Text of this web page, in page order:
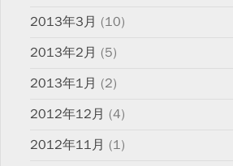
2013年3月 (10)
2013年2月 (5)
2013年1月 (2)
2012年12月 (4)
2012年11月 (1)